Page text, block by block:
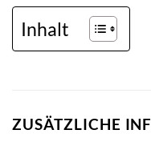
Inhalt
ZUSÄTZLICHE